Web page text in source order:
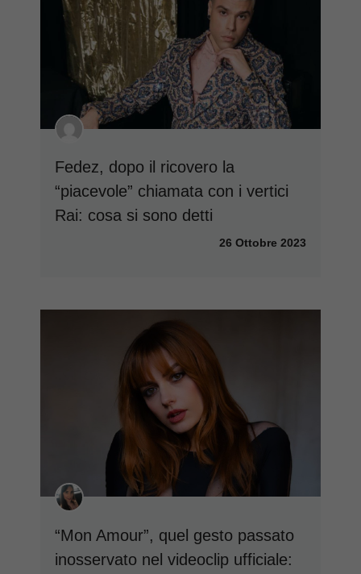
Fedez, dopo il ricovero la
“piacevole” chiamata con i vertici
Rai: cosa si sono detti
26 Ottobre 2023
“Mon Amour”, quel gesto passato
inosservato nel videoclip ufficiale: